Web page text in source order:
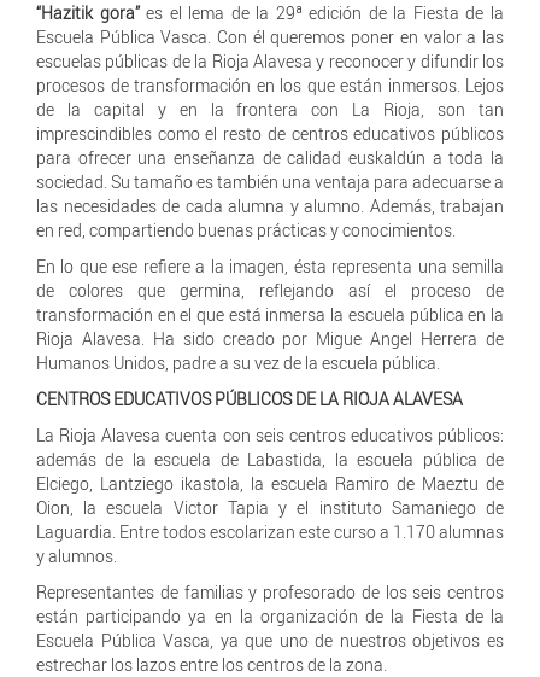
“Hazitik gora”es el lema de la 29ª edición de la Fiesta de la
Escuela Pública Vasca. Con él queremos poner en valor a las
escuelas públicas de la Rioja Alavesa y reconocer y difundir los
procesos de transformación en los que están inmersos. Lejos
de la capital y en la frontera con La Rioja, son tan
imprescindibles como el resto de centros educativos públicos
para ofrecer una enseñanza de calidad euskaldún a toda la
sociedad. Su tamaño es también una ventaja para adecuarse a
las necesidades de cada alumna y alumno. Además, trabajan
en red, compartiendo buenas prácticas y conocimientos.
En lo que ese refiere a la imagen, ésta representa una semilla
de colores que germina, reflejando así el proceso de
transformación en el que está inmersa la escuela pública en la
Rioja Alavesa. Ha sido creado por Migue Angel Herrera de
Humanos Unidos, padre a su vez de la escuela pública.
CENTROS EDUCATIVOS PÚBLICOS DE LA RIOJA ALAVESA
La Rioja Alavesa cuenta con seis centros educativos públicos:
además de la escuela de Labastida, la escuela pública de
Elciego, Lantziego ikastola, la escuela Ramiro de Maeztu de
Oion, la escuela Victor Tapia y el instituto Samaniego de
Laguardia. Entre todos escolarizan este curso a 1.170 alumnas
y alumnos.
Representantes de familias y profesorado de los seis centros
están participando ya en la organización de la Fiesta de la
Escuela Pública Vasca, ya que uno de nuestros objetivos es
estrechar los lazos entre los centros de la zona.